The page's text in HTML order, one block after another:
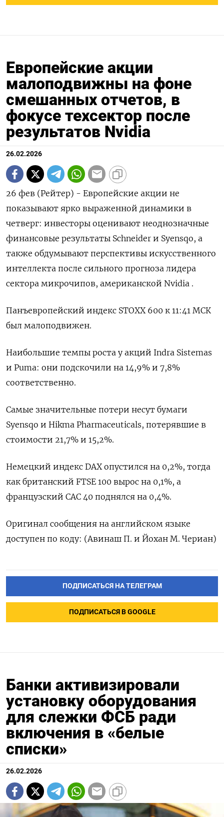
Европейские акции
малоподвижны на фоне
смешанных отчетов, в
фокусе техсектор после
результатов Nvidia
26.02.2026
26 фев (Рейтер) - Европейские акции не
показывают ярко выраженной динамики в
‌четверг: инвесторы оценивают неоднозначные
финансовые результаты Schneider и Syensqo, а
также ​обдумывают ​перспективы ​искусственного
интеллекта ⁠после сильного прогноза ‌лидера
сектора микрочипов, ‌американской Nvidia .
Панъевропейский индекс STOXX 600 ​к 11:41 МСК
‌был малоподвижен.
Наибольшие темпы роста у ​акций Indra Sistemas
‌и Puma: они подскочили на 14,9% и 7,8%
соответственно.
Самые ​значительные ​потери ‌несут бумаги
Syensqo и Hikma Pharmaceuticals, ​потерявшие в
стоимости 21,7% и 15,2%.
Немецкий индекс DAX опустился на 0,2%, тогда
как британский FTSE 100 вырос ​на ⁠0,1%, а
французский CAC 40 поднялся на ‌0,4%.
Оригинал сообщения на ‌английском языке
доступен по ​коду: (Авинаш П. и Йохан ‌М. Чериан)
ПОДПИСАТЬСЯ НА ТЕЛЕГРАМ
ПОДПИСАТЬСЯ В GOOGLE
Банки активизировали
установку оборудования
для слежки ФСБ ради
включения в «белые
списки»
26.02.2026